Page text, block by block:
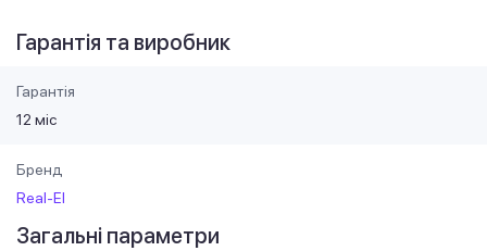
Гарантія та виробник
Гарантія
12 міс
Бренд
Real-El
Загальні параметри